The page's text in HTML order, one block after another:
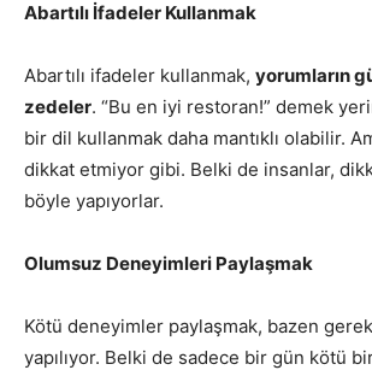
Abartılı İfadeler Kullanmak
Abartılı ifadeler kullanmak, yorumların
zedeler. “Bu en iyi restoran!” demek
bir dil kullanmak daha mantıklı olabilir.
dikkat etmiyor gibi. Belki de insanlar,
böyle yapıyorlar.
Olumsuz Deneyimleri Paylaşmak
Kötü deneyimler paylaşmak, bazen
yapılıyor. Belki de sadece bir gün kötü